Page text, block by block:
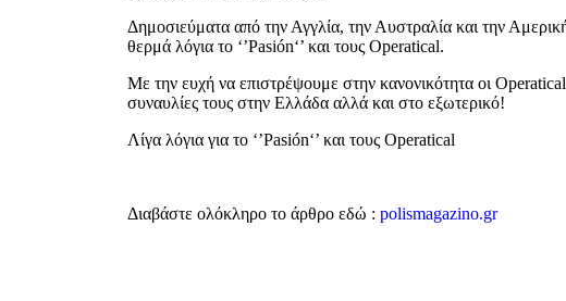
Δημοσιεύματα από την Αγγλία, την Αυστραλία και την
θερμά λόγια το ‘’Pasión‘’ και τους Operatical.
Με την ευχή να επιστρέψουμε στην κανονικότητα οι
συναυλίες τους στην Ελλάδα αλλά και στο εξωτερικό!
Λίγα λόγια για το ‘’Pasión‘’ και τους Operatical
Διαβάστε ολόκληρο το άρθρο εδώ : polismagazino.gr